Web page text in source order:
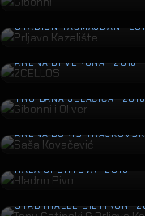
Prljavo
STADION TAŠMAJDAN ·
2CELLOS
ARENA DI VERONA · 2016
Gibonni i Oliver
TRG BANA JELAČIĆA · 2016
Saša Kovačević
ARENA BORIS
Hladno Pivo
HALA SPORTOVA · 2016
Tony Cetinski
STADTHALLE DIETIKON ·